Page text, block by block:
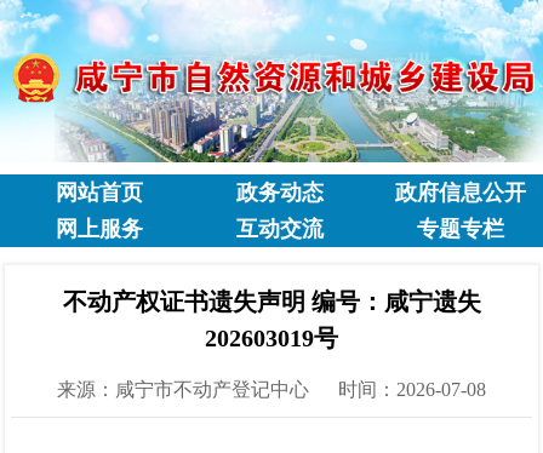
网站首页 政务动态
政府信息公开
网上服务
互动交流 专题专栏
不动产权证书遗失声明 编号：咸宁遗失
202603019号
来源：咸宁市不动产登记中心 时间：2026-07-08